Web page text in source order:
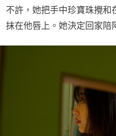
不許，她把手中珍寶珠攪和
抹在他唇上。她決定回家陪